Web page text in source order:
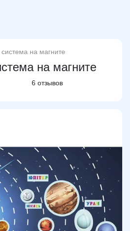
на магните
на магните
6 отзывов